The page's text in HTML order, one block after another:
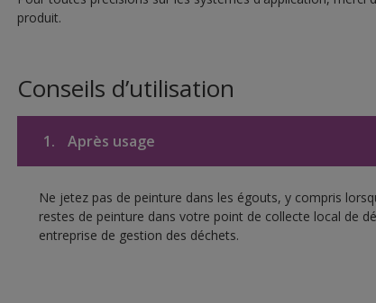
produit.
Conseils d’utilisation
1. Après usage
Ne jetez pas de peinture dans les égouts, y compris
restes de peinture dans votre point de collecte local de
entreprise de gestion des déchets.